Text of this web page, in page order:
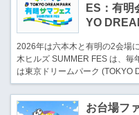
ES：有明
YO
2026年は六本木と有明の2会場
木ヒルズ SUMMER FES は、
は東京ドリームパーク (TOKYO
お台場フ